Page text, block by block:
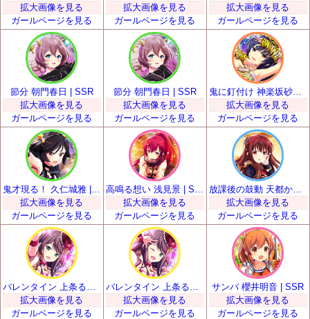
拡大画像を見る
ガールページを見る
拡大画像を見る
ガールページを見る
拡大画像を見る
ガールページを見る
節分 朝門春日 | SSR
拡大画像を見る
ガールページを見る
節分 朝門春日 | SSR
拡大画像を見る
ガールページを見る
鬼に釘付け 神楽坂砂夜 | SSR
拡大画像を見る
ガールページを見る
拡大画像を見る
ガールページを見る
拡大画像を見る
ガールページを見る
放課後の鼓動 天都かなた | SSR
拡大画像を見る
ガールページを見る
拡大画像を見る
ガールページを見る
拡大画像を見る
ガールページを見る
サンバ 櫻井明音 | SSR
拡大画像を見る
ガールページを見る